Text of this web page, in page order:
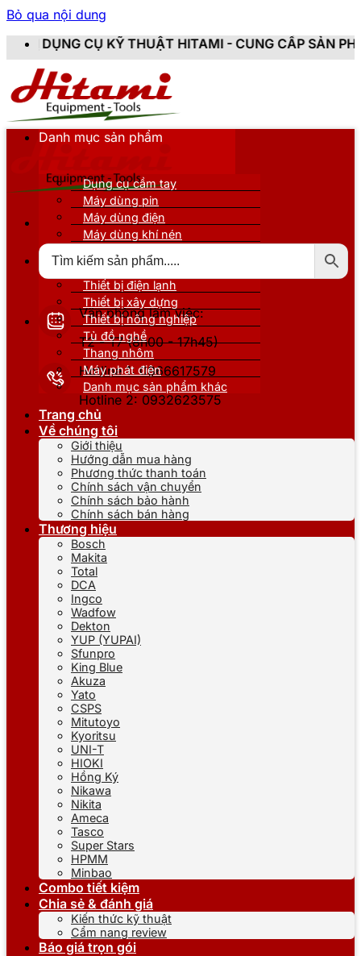
Bỏ qua nội dung
THUẬT HITAMI - CUNG CẤP SẢN PHẨM CHÍNH
Văn phòng làm việc:
T2 - T7 (8h00 - 17h45)
Hotline 1: 0866617579
Hotline 2: 0932623575
Danh mục sản phẩm
Dụng cụ cầm tay
Máy dùng pin
Máy dùng điện
Máy dùng khí nén
Thiết bị nâng đỡ
Thiết bị điện lạnh
Thiết bị xây dựng
Thiết bị nông nghiệp
Tủ đồ nghề
Thang nhôm
Máy phát điện
Danh mục sản phẩm khác
Trang chủ
Về chúng tôi
Giới thiệu
Hướng dẫn mua hàng
Phương thức thanh toán
Chính sách vận chuyển
Chính sách bảo hành
Chính sách bán hàng
Thương hiệu
Bosch
Makita
Total
DCA
Ingco
Wadfow
Dekton
YUP (YUPAI)
Sfunpro
King Blue
Akuza
Yato
CSPS
Mitutoyo
Kyoritsu
UNI-T
HIOKI
Hồng Ký
Nikawa
Nikita
Ameca
Tasco
Super Stars
HPMM
Minbao
Combo tiết kiệm
Chia sẻ & đánh giá
Kiến thức kỹ thuật
Cẩm nang review
Báo giá trọn gói